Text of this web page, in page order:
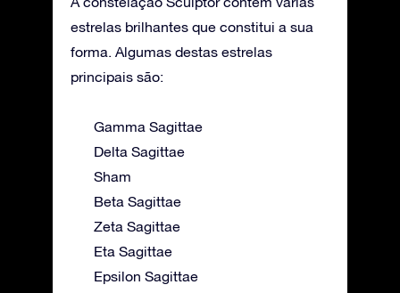
estrelas brilhantes que constitui a sua
forma. Algumas destas estrelas
principais são:
Gamma Sagittae
Delta Sagittae
Sham
Beta Sagittae
Zeta Sagittae
Eta Sagittae
Epsilon Sagittae